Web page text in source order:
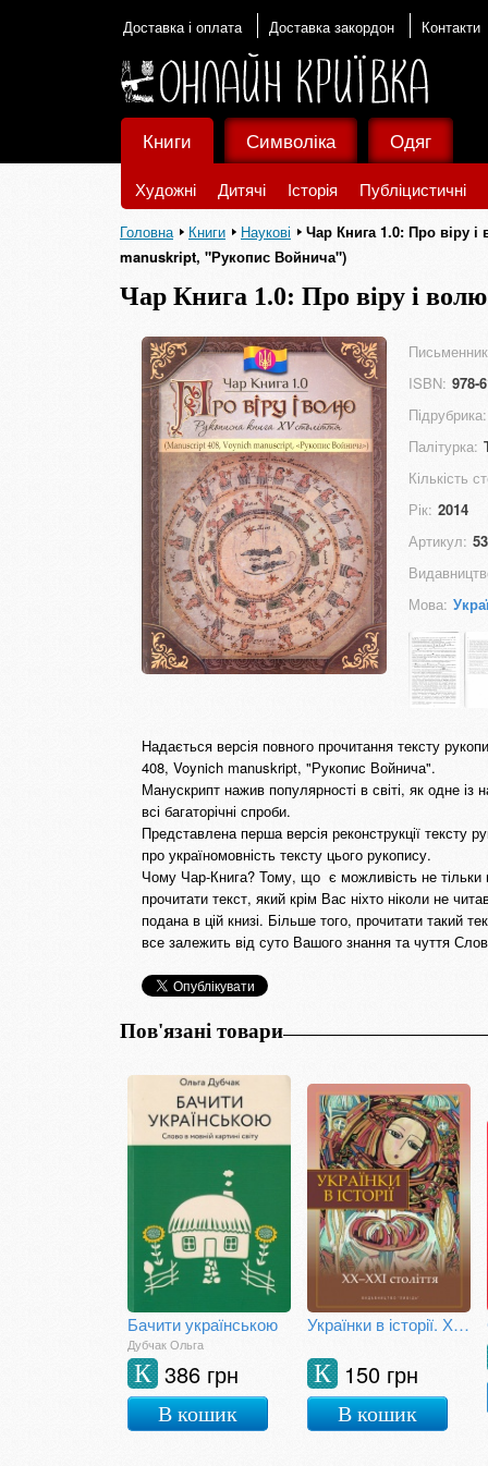
Доставка і оплата Доставка закордон Контакти
Книги
Художні Дитячі Історія Публіцистичні
Символіка Одяг
Головна Книги Наукові
Чар Книга 1.0: Про віру
manuskript, "Рукопис Войнича")
Чар Книга 1.0: Про віру і
ISBN: 978-
Підрубрика:
Палітурка:
Кількість
Рік: 2014
Артикул:
Мова:
Надається версія повного прочитання тексту
408, Voynich manuskript, "Рукопис Войнича".
Манускрипт нажив популярності в світі, як одне
всі багаторічні спроби.
Представлена перша версія реконструкції тексту
про україномовність тексту цього рукопису.
Чому Чар-Книга? Тому, що є можливість не тільки
прочитати текст, який крім Вас ніхто ніколи не
подана в цій книзі. Більше того, прочитати такий
все залежить від суто Вашого знання та чуття
Пов'язані товари
Бачити українською
Дубчак Ольга
386 грн
К
В кошик
Українки в історії. ХХ-ХХІ століття
150 грн
К
В кошик